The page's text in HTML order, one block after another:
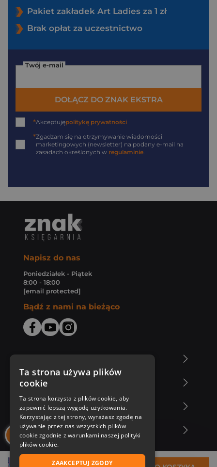
Pakiet zakładek Art Ladies za 1 zł
Brak opłat za uczestnictwo
Twój e-mail
DOŁĄCZ DO ZNAK EKSTRA
*Akceptujępolitykę prywatności
*Zgadzam się na otrzymywanie wiadomości
marketingowych (newsletter) na podany e-mail na
zasadach określonych w regulaminie.
Napisz do nas
Poniedziałek - Piątek
8:00 - 18:00
[email protected]
Bądź z nami na bieżąco
Zakupy u nas
Nasza oferta
Nasi autorzy
Ta strona używa plików
cookie
Ta strona korzysta z plików cookie, aby
zapewnić lepszą wygodę użytkowania.
Korzystając z tej strony, wyrażasz zgodę na
używanie przez nas wszystkich plików
cookie zgodnie z warunkami naszej polityki
plików cookie.
ZAAKCEPTUJ ZGODY